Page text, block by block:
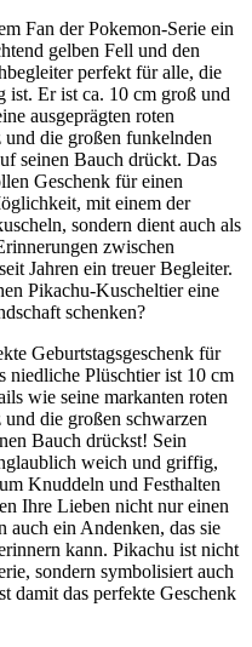
Fan der Pokemon-Serie ein
gelben Fell und den
perfekt für alle, die
ist. Er ist ca. 10 cm groß und
ausgeprägten roten
die großen funkelnden
seinen Bauch drückt. Das
Geschenk für einen
mit einem der
sondern dient auch als
zwischen
Jahren ein treuer Begleiter.
Pikachu-Kuscheltier eine
schenken?
Geburtstagsgeschenk für
niedliche Plüschtier ist 10 cm
wie seine markanten roten
die großen schwarzen
Bauch drückst! Sein
weich und griffig,
Knuddeln und Festhalten
Ihre Lieben nicht nur einen
auch ein Andenken, das sie
kann. Pikachu ist nicht
sondern symbolisiert auch
damit das perfekte Geschenk